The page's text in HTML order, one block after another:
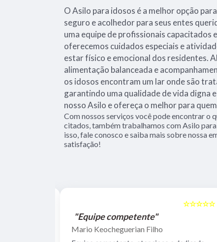
O Asilo para idosos é a melhor opção
seguro e acolhedor para seus entes
uma equipe de profissionais capacitados
oferecemos cuidados especiais e
estar físico e emocional dos residentes.
alimentação balanceada e
os idosos encontram um lar onde são
garantindo uma qualidade de vida digna
nosso Asilo e ofereça o melhor para
Com nossos serviços você pode encontrar o
citados, também trabalhamos com Asilo para
isso, fale conosco e saiba mais sobre nossa
satisfação!
☆☆☆☆☆
"Equipe competente"
Mario Keocheguerian Filho